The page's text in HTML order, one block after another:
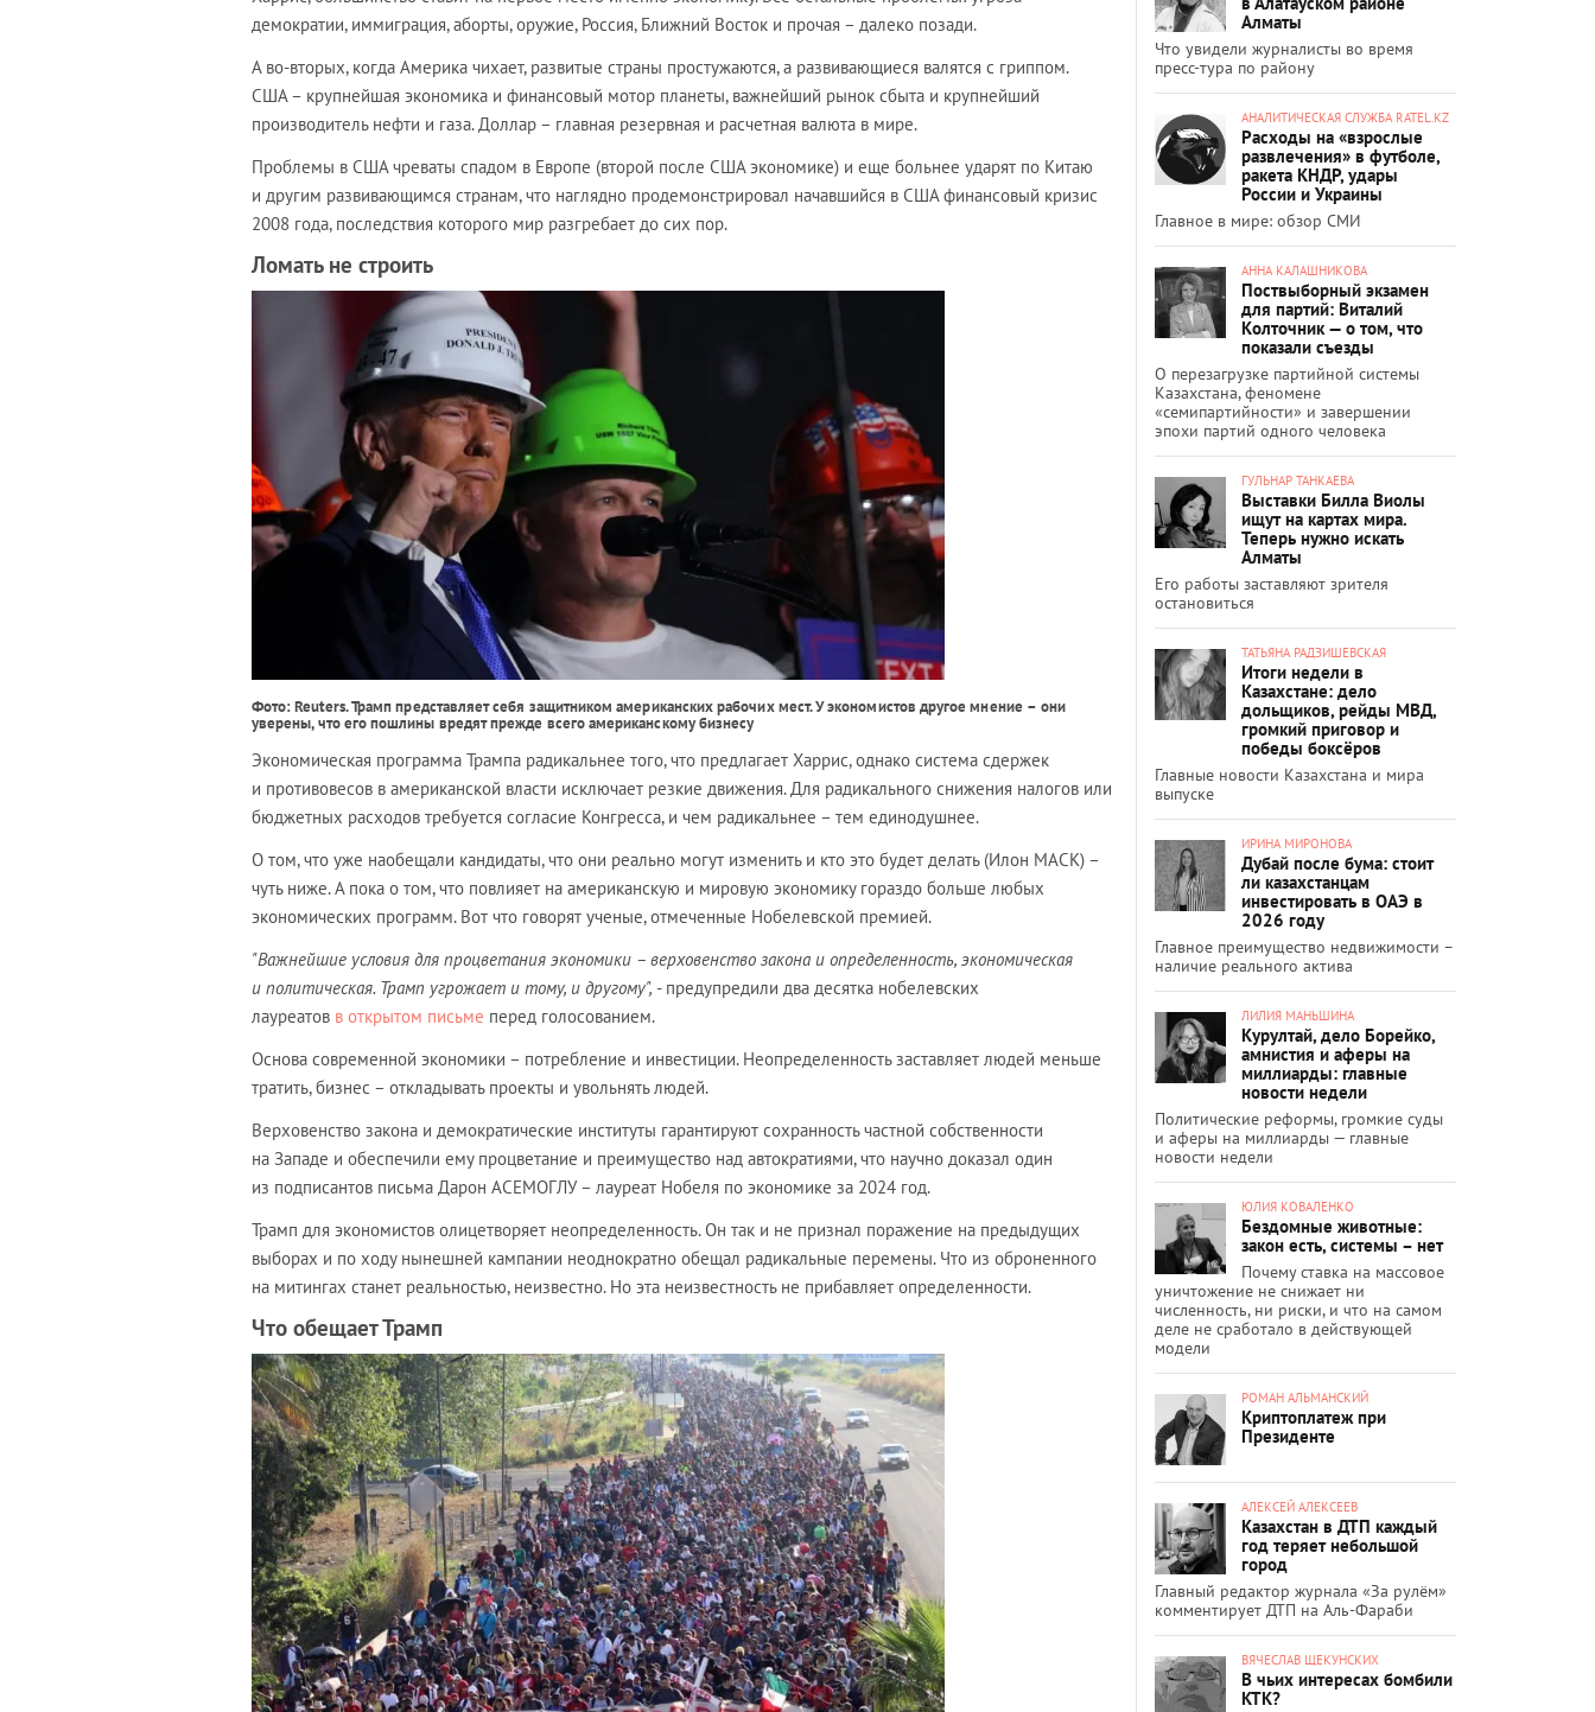
демократии, иммиграция, аборты, оружие, Россия, Ближний Восток и прочая – далеко позади.
А во-вторых, когда Америка чихает, развитые страны простужаются, а развивающиеся валятся с гриппом.
США – крупнейшая экономика и финансовый мотор планеты, важнейший рынок сбыта и крупнейший
производитель нефти и газа. Доллар – главная резервная и расчетная валюта в мире.
Проблемы в США чреваты спадом в Европе (второй после США экономике) и еще больнее ударят по Китаю
и другим развивающимся странам, что наглядно продемонстрировал начавшийся в США финансовый кризис
2008 года, последствия которого мир разгребает до сих пор.
Ломать не строить
Фото: Reuters.Трамп представляет себя защитником американских рабочих мест. У экономистов другое мнение – они
уверены, что его пошлины вредят прежде всего американскому бизнесу
Экономическая программа Трампа радикальнее того, что предлагает Харрис, однако система сдержек
и противовесов в американской власти исключает резкие движения. Для радикального снижения налогов или
бюджетных расходов требуется согласие Конгресса, и чем радикальнее – тем единодушнее.
О том, что уже наобещали кандидаты, что они реально могут изменить и кто это будет делать (Илон МАСК) –
чуть ниже. А пока о том, что повлияет на американскую и мировую экономику гораздо больше любых
экономических программ. Вот что говорят ученые, отмеченные Нобелевской премией.
"Важнейшие условия для процветания экономики – верховенство закона и определенность, экономическая
и политическая. Трамп угрожает и тому, и другому", - предупредили два десятка нобелевских
лауреатов в открытом письме перед голосованием.
Основа современной экономики – потребление и инвестиции. Неопределенность заставляет людей меньше
тратить, бизнес – откладывать проекты и увольнять людей.
Верховенство закона и демократические институты гарантируют сохранность частной собственности
на Западе и обеспечили ему процветание и преимущество над автократиями, что научно доказал один
из подписантов письма Дарон АСЕМОГЛУ – лауреат Нобеля по экономике за 2024 год.
Трамп для экономистов олицетворяет неопределенность. Он так и не признал поражение на предыдущих
выборах и по ходу нынешней кампании неоднократно обещал радикальные перемены. Что из оброненного
на митингах станет реальностью, неизвестно. Но эта неизвестность не прибавляет определенности.
Что обещает Трамп
Алматы
Что увидели журналисты во время
пресс-тура по району
АНАЛИТИЧЕСКАЯ СЛУЖБА RATEL.KZ
Расходы на «взрослые
развлечения» в футболе,
ракета КНДР, удары
России и Украины
Главное в мире: обзор СМИ
АННА КАЛАШНИКОВА
Поствыборный экзамен
для партий: Виталий
Колточник — о том, что
показали съезды
О перезагрузке партийной системы
Казахстана, феномене
«семипартийности» и завершении
эпохи партий одного человека
ГУЛЬНАР ТАНКАЕВА
Выставки Билла Виолы
ищут на картах мира.
Теперь нужно искать
Алматы
Его работы заставляют зрителя
остановиться
ТАТЬЯНА РАДЗИШЕВСКАЯ
Итоги недели в
Казахстане: дело
дольщиков, рейды МВД,
громкий приговор и
победы боксёров
Главные новости Казахстана и мира
выпуске
ИРИНА МИРОНОВА
Дубай после бума: стоит
ли казахстанцам
инвестировать в ОАЭ в
2026 году
Главное преимущество недвижимости –
наличие реального актива
ЛИЛИЯ МАНЬШИНА
Курултай, дело Борейко,
амнистия и аферы на
миллиарды: главные
новости недели
Политические реформы, громкие суды
и аферы на миллиарды — главные
новости недели
ЮЛИЯ КОВАЛЕНКО
Бездомные животные:
закон есть, системы – нет
Почему ставка на массовое
уничтожение не снижает ни
численность, ни риски, и что на самом
деле не сработало в действующей
модели
РОМАН АЛЬМАНСКИЙ
Криптоплатеж при
Президенте
АЛЕКСЕЙ АЛЕКСЕЕВ
Казахстан в ДТП каждый
год теряет небольшой
город
Главный редактор журнала «За рулём»
комментирует ДТП на Аль-Фараби
ВЯЧЕСЛАВ ЩЕКУНСКИХ
В чьих интересах бомбили
КТК?